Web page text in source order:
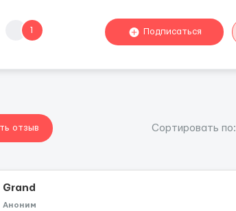
1 Подписаться
отзыв Cортировать по:
Grand
Аноним